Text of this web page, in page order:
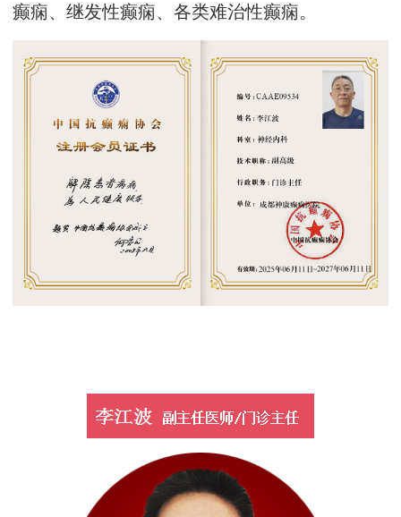
癫痫、继发性癫痫、各类难治性癫痫。